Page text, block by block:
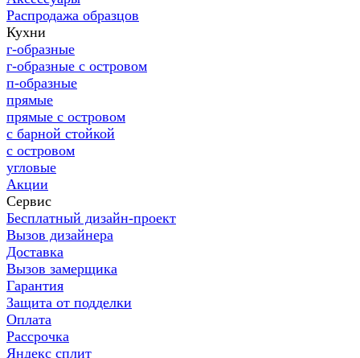
Распродажа образцов
Кухни
г-образные
г-образные с островом
п-образные
прямые
прямые с островом
с барной стойкой
с островом
угловые
Акции
Сервис
Бесплатный дизайн-проект
Вызов дизайнера
Доставка
Вызов замерщика
Гарантия
Защита от подделки
Оплата
Рассрочка
Яндекс сплит